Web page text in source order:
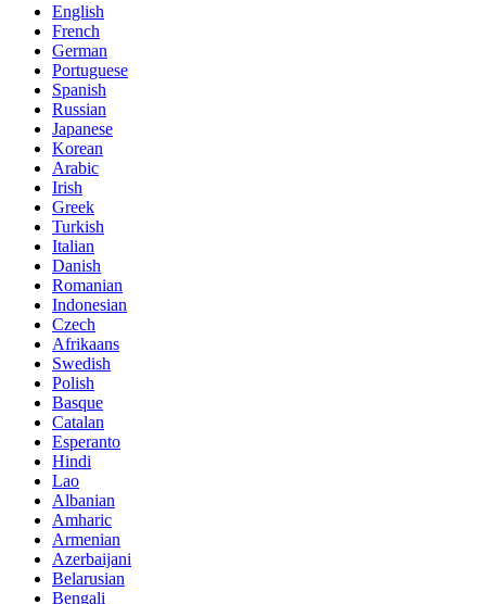
English
French
German
Portuguese
Spanish
Russian
Japanese
Korean
Arabic
Irish
Greek
Turkish
Italian
Danish
Romanian
Indonesian
Czech
Afrikaans
Swedish
Polish
Basque
Catalan
Esperanto
Hindi
Lao
Albanian
Amharic
Armenian
Azerbaijani
Belarusian
Bengali